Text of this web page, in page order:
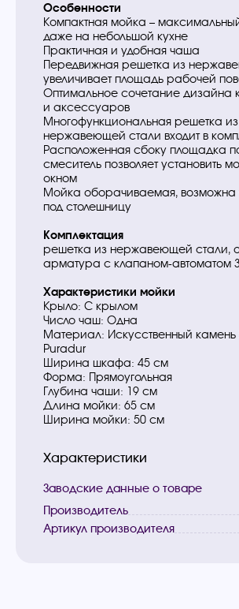
Особенности
Компактная мойка –
даже на небольшой кухне
Практичная и удобная чаша
Передвижная решетка из
увеличивает площадь рабочей
Оптимальное сочетание дизайна
и аксессуаров
Многофункциональная решетка из
нержавеющей стали входит в
Расположенная сбоку площадка
смеситель позволяет установить
окном
Мойка оборачиваемая, возможна
под столешницу
Комплектация
решетка из нержавеющей стали,
арматура с клапаном-автоматом
Характеристики мойки
Крыло: С крылом
Число чаш: Одна
Материал: Искусственный камень
Puradur
Ширина шкафа: 45 см
Форма: Прямоугольная
Глубина чаши: 19 см
Длина мойки: 65 см
Ширина мойки: 50 см
Характеристики
Заводские данные о товаре
Производитель
Артикул производителя